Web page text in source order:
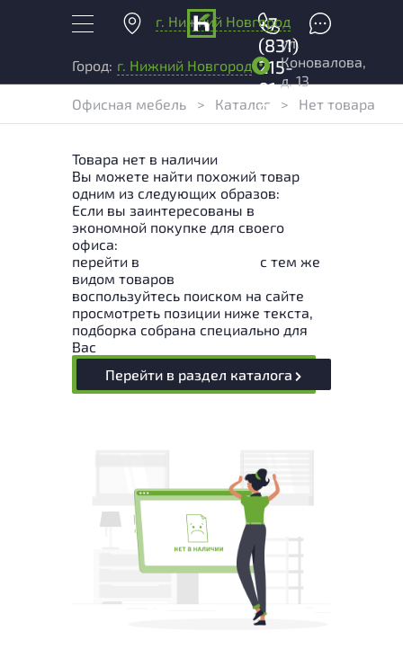
г. Нижний Новгород
+7
(831)
215-
01-
04
Город: г. Нижний Новгород
ул.
Коновалова,
д. 13
Офисная мебель
> Каталог > Нет товара
Товара нет в наличии
Вы можете найти похожий товар
одним из следующих образов:
Если вы заинтересованы в
экономной покупке для своего
офиса:
перейти в
с тем же
видом товаров
воспользуйтесь поиском на сайте
просмотреть позиции ниже текста,
подборка собрана специально для
Вас
Перейти в раздел каталога